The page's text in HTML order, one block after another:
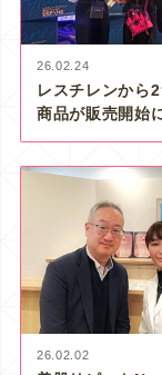
26.02.24
レスチレンから
商品が販売開始
26.02.02